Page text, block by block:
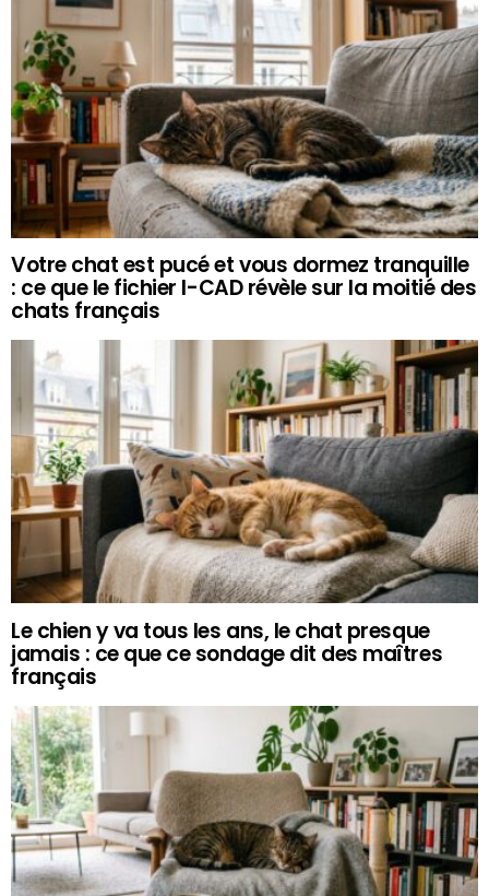
Votre chat est pucé et vous dormez tranquille
: ce que le fichier I-CAD révèle sur la moitié des
chats français
Le chien y va tous les ans, le chat presque
jamais : ce que ce sondage dit des maîtres
français